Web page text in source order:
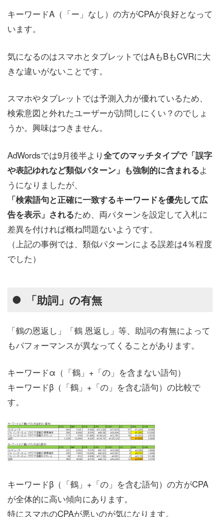
キーワードA（「ー」なし）の方がCPAが良好となって
います。
気になるのはスマホとタブレットではAもBもCVRに大
きな違いがないことです。
スマホやタブレットでは予測入力が優れているため、
検索意図と外れたユーザーが訪問しにくい？のでしょ
うか。興味はつきません。
AdWordsでは9月後半より全てのマッチタイプで「誤字
や表記ゆれなど類似パターン」も強制的に含まれるよ
うになりましたが、
「検索語句と正確に一致するキーワードを優先して広
告を表示」されるため、両パターンを設定して入札に
差異を付ければ概ね問題ないようです。
（上記の事例では、類似パターンによる誤差は4％程度
でした）
「助詞」の有無
「鶴の恩返し」「鶴 恩返し」等、助詞の有無によって
もパフォーマンスが異なってくることがあります。
キーワードα（「鶴」+「の」を含まない語句）
キーワードβ（「鶴」+「の」を含む語句）の比較で
す。
キーワードβ（「鶴」+「の」を含む語句）の方がCPA
が全体的に高い傾向にあります。
特にスマホのCPAが悪いのが気になります。